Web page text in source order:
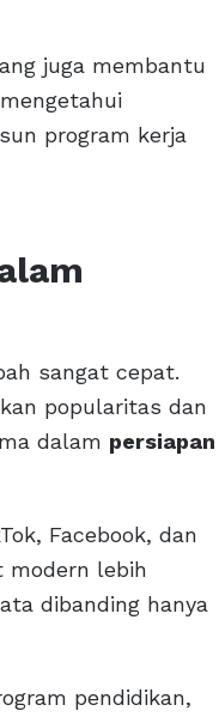
juga membantu
program kerja
sangat cepat.
popularitas dan
dalam persiapan
Facebook, dan
modern lebih
dibanding hanya
pendidikan,